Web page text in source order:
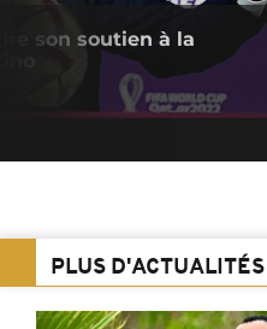
son soutien à la
PLUS D'ACTUALITÉS